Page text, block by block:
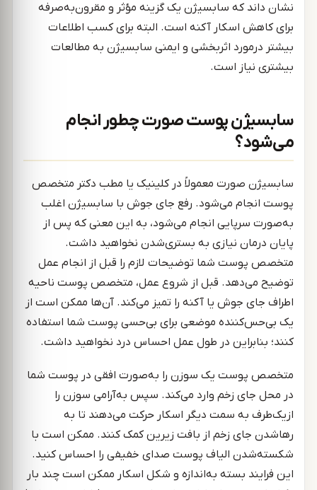
نشان داند که سابسیژن یک گزینه مؤثر و مقرون‌به‌صرفه
برای کاهش اسکار آکنه است. البته برای کسب اطلاعات
بیشتر درمورد اثربخشی و ایمنی سابسیژن به مطالعات
بیشتری نیاز است.
سابسیژن پوست صورت چطور انجام
می‌شود؟
سابسیژن صورت معمولاً در کلینیک یا مطب دکتر متخصص
پوست انجام می‌شود. رفع جای جوش با سابسیژن اغلب
به‌صورت سرپایی انجام می‌شود، به این معنی که پس از
پایان درمان نیازی به بستری‌شدن نخواهید داشت.
متخصص پوست شما توضیحات لازم را قبل از انجام عمل
توضیح می‌دهد. قبل از شروع عمل، متخصص پوست ناحیه
اطراف جای جوش یا آکنه را تمیز می‌کند. آن‌ها ممکن است از
یک بی‌حس‌کننده موضعی برای بی‌حسی پوست شما استفاده
کنند؛ بنابراین در طول عمل احساس درد نخواهید داشت.
متخصص پوست یک سوزن را به‌صورت افقی در پوست شما
در محل جای زخم وارد می‌کند. سپس به‌آرامی سوزن را
ازیک‌طرف به سمت دیگر اسکار حرکت می‌دهند تا به
رهاشدن جای زخم از بافت زیرین کمک کنند. ممکن است با
شکسته‌شدن الیاف پوست صدای خفیفی را احساس کنید.
این فرایند بسته به‌اندازه و شکل اسکار ممکن است چند بار